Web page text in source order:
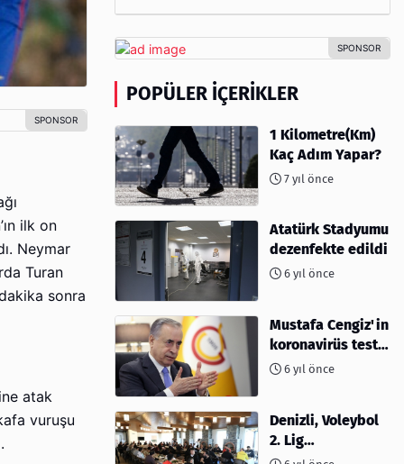
ilk on
Neymar
Turan
sonra
atak
vuruşu
POPÜLER İÇERIKLER
1 Kilometre(Km)
Kaç Adım Yapar?
7 yıl önce
Atatürk Stadyumu
dezenfekte edildi
6 yıl önce
Mustafa Cengiz'in
koronavirüs test
sonucu açıklandı
6 yıl önce
Denizli, Voleybol
2. Lig
müsabakalarına